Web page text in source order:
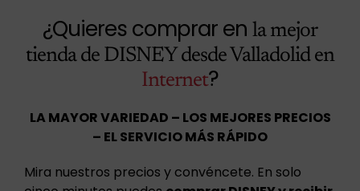
¿Quieres comprar en la mejor
tienda de DISNEY desde Valladolid en
Internet?
LA MAYOR VARIEDAD – LOS MEJORES PRECIOS
– EL SERVICIO MÁS RÁPIDO
Mira nuestros precios y convéncete. En solo